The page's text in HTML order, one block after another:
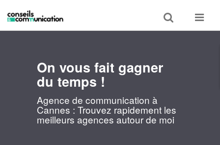
Toggle
search
Toggle
On vous fait gagner
du temps !
Agence de communication à
Cannes : Trouvez rapidement les
meilleurs agences autour de moi